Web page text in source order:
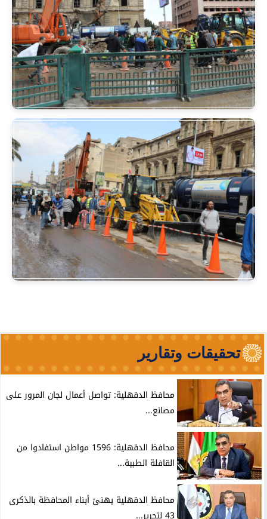
تحقيقات وتقارير
محافظ الدقهلية: تواصل أعمال لجان المرور على
مصانع...
محافظ الدقهلية: 1596 مواطن استفادوا من
القافلة الطبية...
محافظ الدقهلية يهنئ أبناء المحافظة بالذكرى